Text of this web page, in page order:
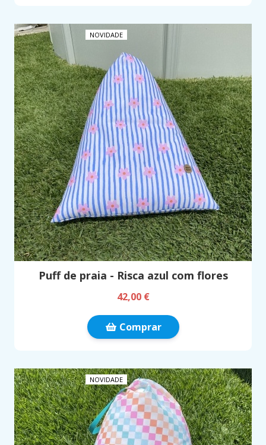
NOVIDADE
Puff de praia - Risca azul com flores
42,00 €
Comprar
NOVIDADE